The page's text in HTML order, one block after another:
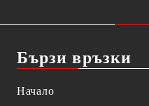
Бързи връзки
Начало